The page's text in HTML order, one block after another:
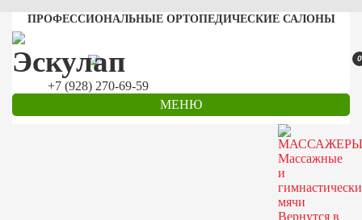
ПРОФЕССИОНАЛЬНЫЕ ОРТОПЕДИЧЕСКИЕ САЛОНЫ
+7 (928) 270-69-59
0
МЕНЮ
Вернутся в